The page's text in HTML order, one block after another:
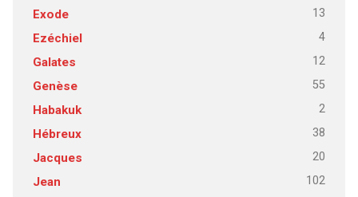
Exode 13
Ezéchiel 4
Galates 12
Genèse 55
Habakuk 2
Hébreux 38
Jacques 20
Jean 102